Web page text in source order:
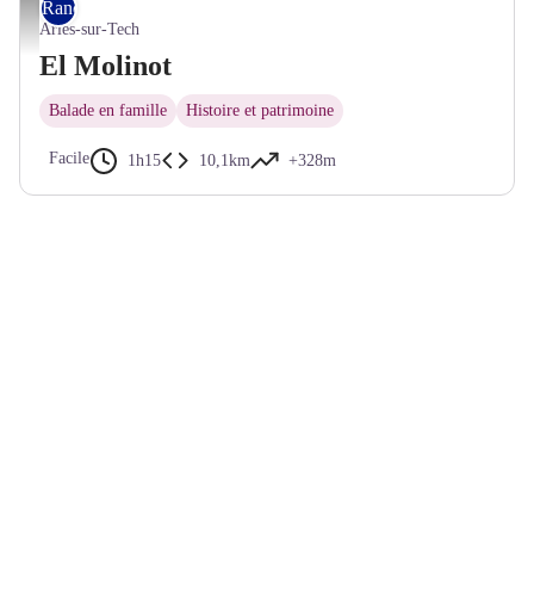
Vue sur le massif du Canigó - © Frédéric Maler - CC Haut Vallespir
Rando VTT
Arles-sur-Tech
El Molinot
Balade en famille Histoire et patrimoine
Facile 1h15 10,1km +328m